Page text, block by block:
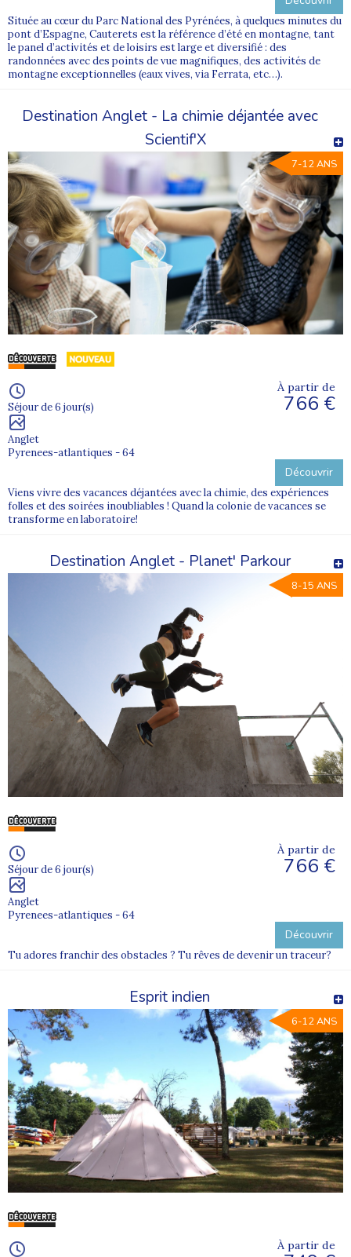
Située au cœur du Parc National des Pyrénées, à quelques minutes du
pont d’Espagne, Cauterets est la référence d’été en montagne, tant
le panel d’activités et de loisirs est large et diversifié : des
randonnées avec des points de vue magnifiques, des activités de
montagne exceptionnelles (eaux vives, via Ferrata, etc…).
Destination Anglet - La chimie déjantée avec
Scientif'X
7-12 ANS
Séjour de 6 jour(s)
Anglet
Pyrenees-atlantiques - 64
À partir de
766 €
Découvrir
Viens vivre des vacances déjantées avec la chimie, des expériences
folles et des soirées inoubliables ! Quand la colonie de vacances se
transforme en laboratoire!
Destination Anglet - Planet' Parkour
8-15 ANS
Séjour de 6 jour(s)
Anglet
Pyrenees-atlantiques - 64
À partir de
766 €
Découvrir
Tu adores franchir des obstacles ? Tu rêves de devenir un traceur?
Esprit indien
6-12 ANS
À partir de